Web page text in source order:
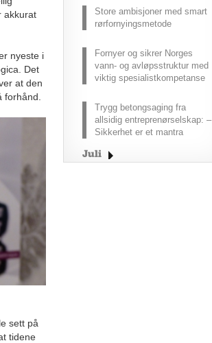
akkurat
nyeste i
Det
at den
forhånd.
sett på
tidene
Store ambisjoner med smart
rørfornyingsmetode
Fornyer og sikrer Norges
vann- og avløpsstruktur med
viktig spesialistkompetanse
Trygg betongsaging fra
allsidig entreprenørselskap: –
Sikkerhet er et mantra
Juli